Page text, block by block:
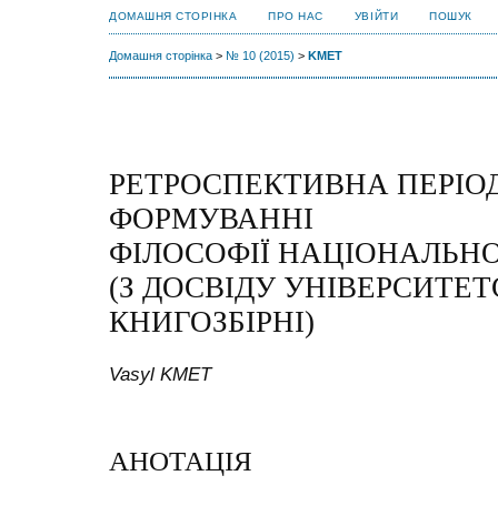
ДОМАШНЯ СТОРІНКА ПРО НАС УВІЙТИ ПОШУК
Домашня сторінка > № 10 (2015) > KMET
РЕТРОСПЕКТИВНА
ФОРМУВАННІ
ФІЛОСОФІЇ
(З ДОСВІДУ
КНИГОЗБІРНІ)
Vasyl KMET
АНОТАЦІЯ